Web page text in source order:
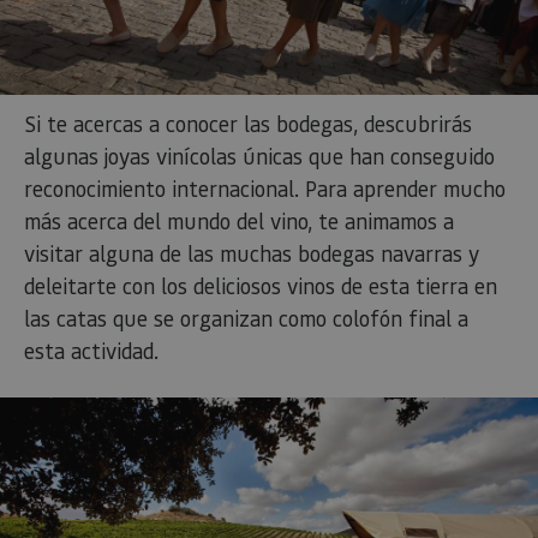
Si te acercas a conocer las bodegas, descubrirás
algunas joyas vinícolas únicas que han conseguido
reconocimiento internacional. Para aprender mucho
más acerca del mundo del vino, te animamos a
visitar alguna de las muchas bodegas navarras y
CookieScriptConsent
CookieScript
www.visitnavarra.es
1 mes
JSESSIONID
en
se